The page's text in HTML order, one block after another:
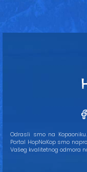
Odrasli smo na
Portal HopNaKop smo
Vašeg kvalitetnog odmora